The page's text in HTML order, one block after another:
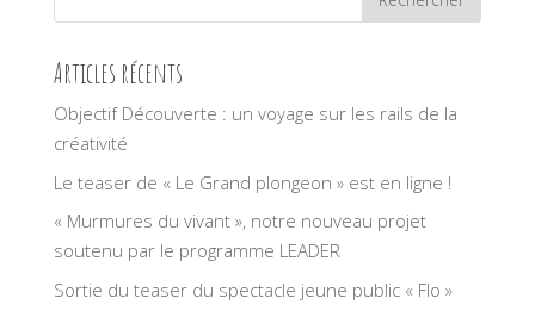
Articles récents
Objectif Découverte : un voyage sur les rails de la
créativité
Le teaser de « Le Grand plongeon » est en ligne !
« Murmures du vivant », notre nouveau projet
soutenu par le programme LEADER
Sortie du teaser du spectacle jeune public « Flo »